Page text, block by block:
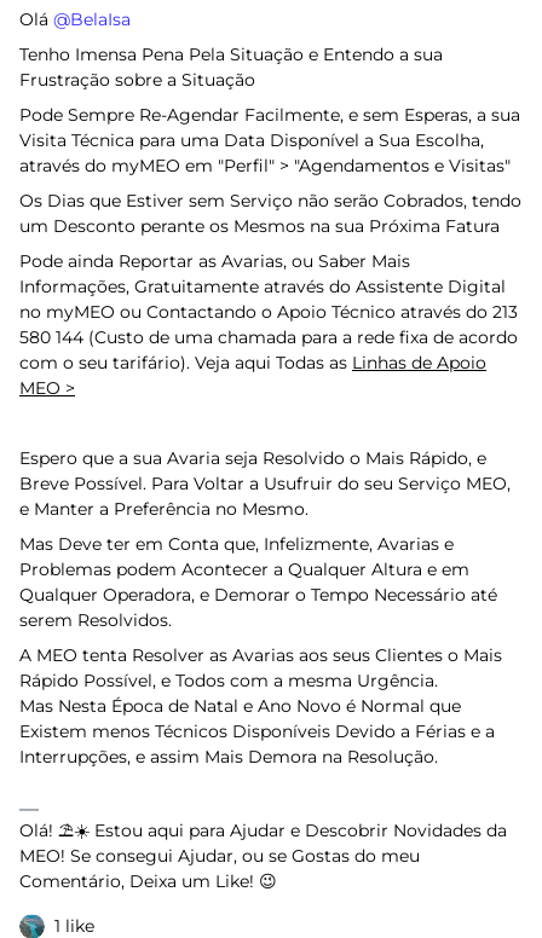
Olá ​ @BelaIsa
Tenho Imensa Pena Pela Situação e Entendo a sua
Frustração sobre a Situação
Pode Sempre Re-Agendar Facilmente, e sem Esperas, a sua
Visita Técnica para uma Data Disponível a Sua Escolha,
através do myMEO em "Perfil" > "Agendamentos e Visitas"
Os Dias que Estiver sem Serviço não serão Cobrados, tendo
um Desconto perante os Mesmos na sua Próxima Fatura
Pode ainda Reportar as Avarias, ou Saber Mais
Informações, Gratuitamente através do Assistente Digital
no myMEO ou Contactando o Apoio Técnico através do 213
580 144 (Custo de uma chamada para a rede fixa de acordo
com o seu tarifário). Veja aqui Todas as Linhas de Apoio
MEO >
Espero que a sua Avaria seja Resolvido o Mais Rápido, e
Breve Possível. Para Voltar a Usufruir do seu Serviço MEO,
e Manter a Preferência no Mesmo.
Mas Deve ter em Conta que, Infelizmente, Avarias e
Problemas podem Acontecer a Qualquer Altura e em
Qualquer Operadora, e Demorar o Tempo Necessário até
serem Resolvidos.
A MEO tenta Resolver as Avarias aos seus Clientes o Mais
Rápido Possível, e Todos com a mesma Urgência.
Mas Nesta Época de Natal e Ano Novo é Normal que
Existem menos Técnicos Disponíveis Devido a Férias e a
Interrupções, e assim Mais Demora na Resolução.
Olá! ⛱️☀️ Estou aqui para Ajudar e Descobrir Novidades da
MEO! Se consegui Ajudar, ou se Gostas do meu
Comentário, Deixa um Like! 😉
1 like